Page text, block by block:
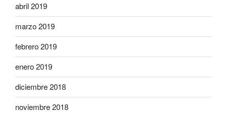
abril 2019
marzo 2019
febrero 2019
enero 2019
diciembre 2018
noviembre 2018